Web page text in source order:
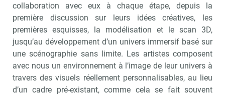
collaboration avec eux à chaque étape, depuis la
première discussion sur leurs idées créatives, les
premières esquisses, la modélisation et le scan 3D,
jusqu’au développement d’un univers immersif basé sur
une scénographie sans limite. Les artistes composent
avec nous un environnement à l’image de leur univers à
travers des visuels réellement personnalisables, au lieu
d’un cadre pré-existant, comme cela se fait souvent